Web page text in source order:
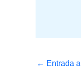
← Entrada